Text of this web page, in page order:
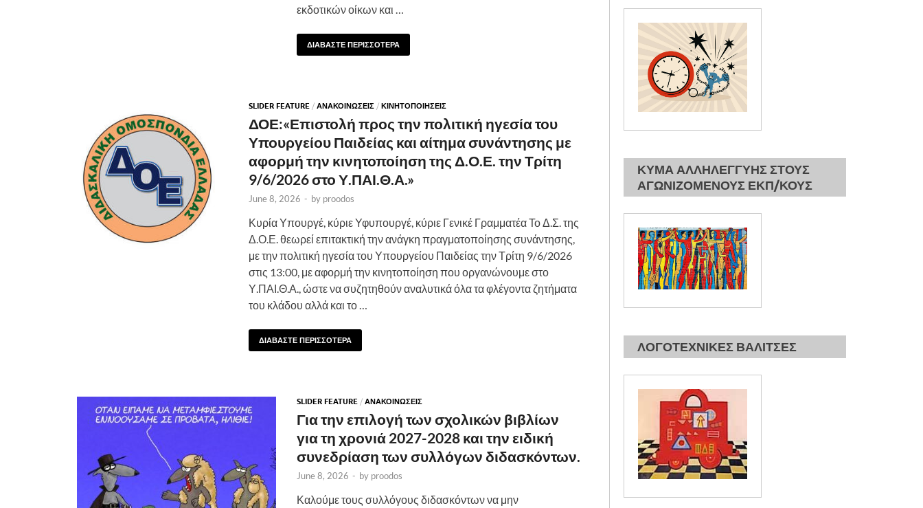
εκδοτικών οίκων και …
ΔΙΑΒΑΣΤΕ ΠΕΡΙΣΣΟΤΕΡΑ
SLIDER FEATURE / ΑΝΑΚΟΙΝΩΣΕΙΣ / ΚΙΝΗΤΟΠΟΙΗΣΕΙΣ
ΔΟΕ:«Επιστολή προς την πολιτική ηγεσία του
Υπουργείου Παιδείας και αίτημα συνάντησης με
αφορμή την κινητοποίηση της Δ.Ο.Ε. την Τρίτη
9/6/2026 στο Υ.ΠΑΙ.Θ.Α.»
June 8, 2026 - by proodos
Κυρία Υπουργέ, κύριε Υφυπουργέ, κύριε Γενικέ Γραμματέα Το Δ.Σ. της
Δ.Ο.Ε. θεωρεί επιτακτική την ανάγκη πραγματοποίησης συνάντησης,
με την πολιτική ηγεσία του Υπουργείου Παιδείας την Τρίτη 9/6/2026
στις 13:00, με αφορμή την κινητοποίηση που οργανώνουμε στο
Υ.ΠΑΙ.Θ.Α., ώστε να συζητηθούν αναλυτικά όλα τα φλέγοντα ζητήματα
του κλάδου αλλά και το …
ΔΙΑΒΑΣΤΕ ΠΕΡΙΣΣΟΤΕΡΑ
SLIDER FEATURE / ΑΝΑΚΟΙΝΩΣΕΙΣ
Για την επιλογή των σχολικών βιβλίων
για τη χρονιά 2027-2028 και την ειδική
συνεδρίαση των συλλόγων διδασκόντων.
June 8, 2026 - by proodos
Καλούμε τους συλλόγους διδασκόντων να μην
ΚΥΜΑ ΑΛΛΗΛΕΓΓΥΗΣ ΣΤΟΥΣ
ΑΓΩΝΙΖΟΜΕΝΟΥΣ ΕΚΠ/ΚΟΥΣ
ΛΟΓΟΤΕΧΝΙΚΕΣ ΒΑΛΙΤΣΕΣ